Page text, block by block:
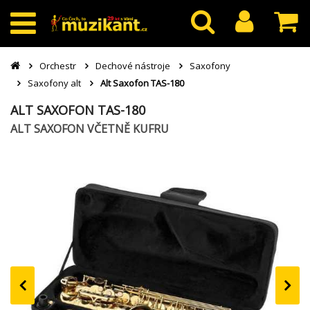
Orchestr Dechové nástroje
Saxofony
Saxofony alt
Alt Saxofon TAS-180
ALT SAXOFON TAS-180
ALT SAXOFON VČETNĚ KUFRU